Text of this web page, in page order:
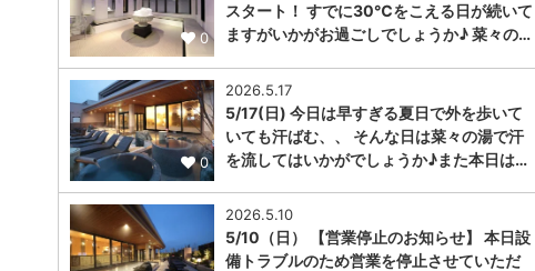
0
スタート！ すでに30℃をこえる日が続いて
ますがいかがお過ごしでしょうか♪ 菜々の…
0
2026.5.17
5/17(日) 今日は早すぎる夏日で外を歩いて
いても汗ばむ、、 そんな日は菜々の湯で汗
を流してはいかがでしょうか♪また本日は…
2026.5.10
5/10（日） 【営業停止のお知らせ】 本日設
備トラブルのため営業を停止させていただ